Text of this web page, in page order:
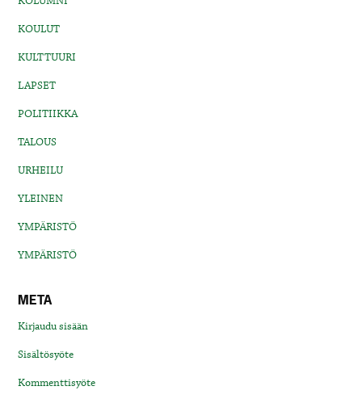
KOULUT
KULTTUURI
LAPSET
POLITIIKKA
TALOUS
URHEILU
YLEINEN
YMPÄRISTÖ
YMPÄRISTÖ
META
Kirjaudu sisään
Sisältösyöte
Kommenttisyöte